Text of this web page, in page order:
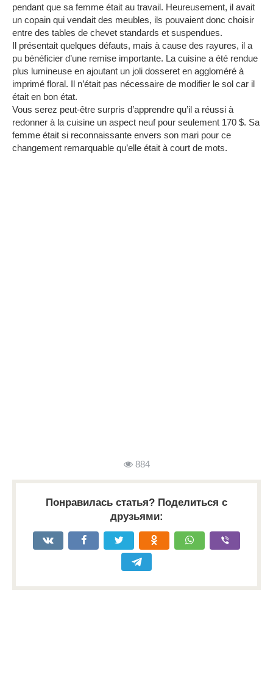
pendant que sa femme était au travail. Heureusement, il avait
un copain qui vendait des meubles, ils pouvaient donc choisir
entre des tables de chevet standards et suspendues.
Il présentait quelques défauts, mais à cause des rayures, il a
pu bénéficier d’une remise importante. La cuisine a été rendue
plus lumineuse en ajoutant un joli dosseret en aggloméré à
imprimé floral. Il n’était pas nécessaire de modifier le sol car il
était en bon état.
Vous serez peut-être surpris d’apprendre qu’il a réussi à
redonner à la cuisine un aspect neuf pour seulement 170 $. Sa
femme était si reconnaissante envers son mari pour ce
changement remarquable qu’elle était à court de mots.
884
Понравилась статья? Поделиться с
друзьями: